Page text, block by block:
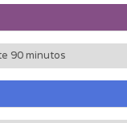
90 minutos